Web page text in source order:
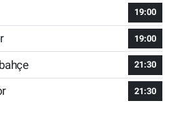
19:00
19:00
21:30
21:30